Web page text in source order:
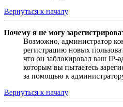
Вернуться к началу
Почему я не могу
Возможно, администратор
регистрацию новых
что он заблокировал ваш IP-
которым вы пытаетесь
за помощью к
Вернуться к началу